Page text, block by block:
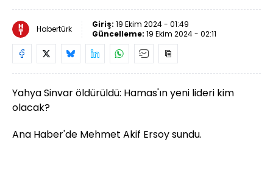
Habertürk Giriş: 19 Ekim 2024 - 01:49
Güncelleme: 19 Ekim 2024 - 02:11
Yahya Sinvar öldürüldü: Hamas'ın yeni lideri kim
olacak?
Ana Haber'de Mehmet Akif Ersoy sundu.